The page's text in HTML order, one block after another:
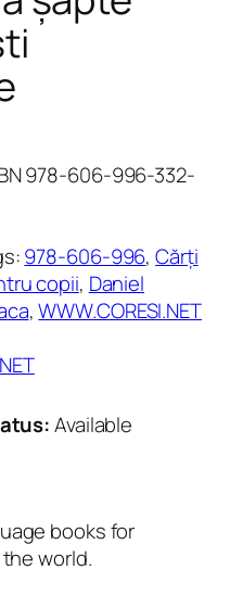
978-606-996-332-
978-606-996, Cărți
copii, Daniel
, WWW.CORESI.NET
Available
books for
world.